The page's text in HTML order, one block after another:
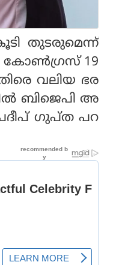
തുടരുമെന്ന്
കോണ്‍ഗ്രസ് 19
വലിയ ഭര
ബിജെപി അ
ഗുപ്ത പറ